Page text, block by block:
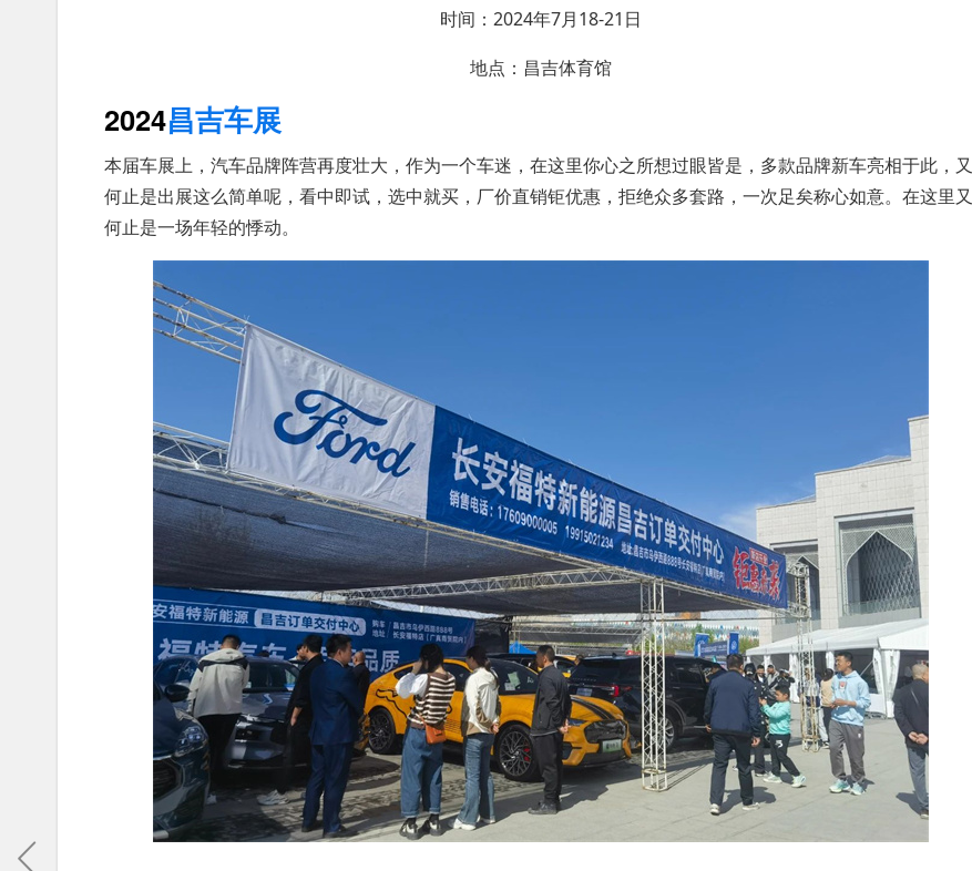
时间：2024年7月18-21日
地点：昌吉体育馆
2024昌吉车展
本届车展上，汽车品牌阵营再度壮大，作为一个车迷，在这里你心之所想过眼皆是，多款品牌新车亮相于此，又
何止是出展这么简单呢，看中即试，选中就买，厂价直销钜优惠，拒绝众多套路，一次足矣称心如意。在这里又
何止是一场年轻的悸动。